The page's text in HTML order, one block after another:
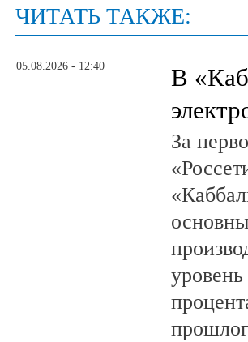
ЧИТАТЬ ТАКЖЕ:
05.08.2026 - 12:40
В
За